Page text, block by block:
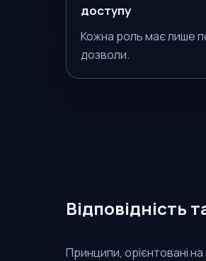
доступу
Кожна роль має лише
дозволи.
Відповідність
Принципи, орієнтовані на